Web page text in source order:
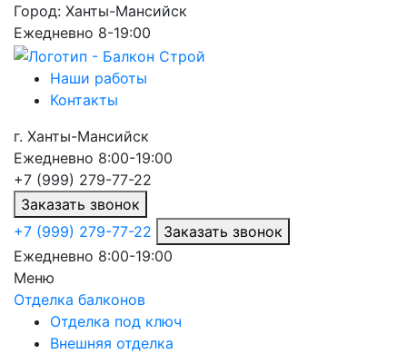
Город: Ханты-Мансийск
Ежедневно 8-19:00
Наши работы
Контакты
г. Ханты-Мансийск
Ежедневно 8:00-19:00
+7 (999) 279-77-22
Заказать звонок
+7 (999) 279-77-22
Заказать звонок
Ежедневно 8:00-19:00
Меню
Отделка балконов
Отделка под ключ
Внешняя отделка